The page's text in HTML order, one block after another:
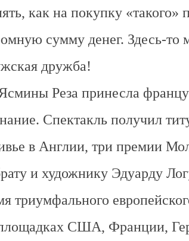
как на покупку «такого»
сумму денег. Здесь-то
дружба!
Реза принесла
Спектакль получил
в Англии, три премии
и художнику Эдуарду
триумфального
США, Франции,